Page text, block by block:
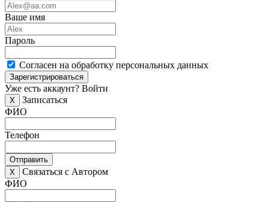
Ваше имя
Пароль
Согласен на обработку персональных данных
Зарегистрироваться
Уже есть аккаунт? Войти
X
Записаться
ФИО
Телефон
Отправить
X
Связаться с Автором
ФИО